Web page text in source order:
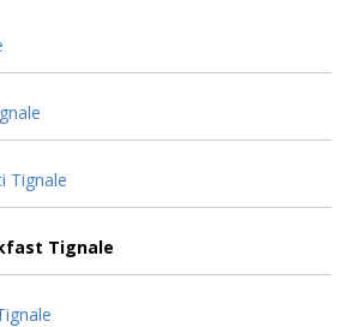
Tignale
Tignale